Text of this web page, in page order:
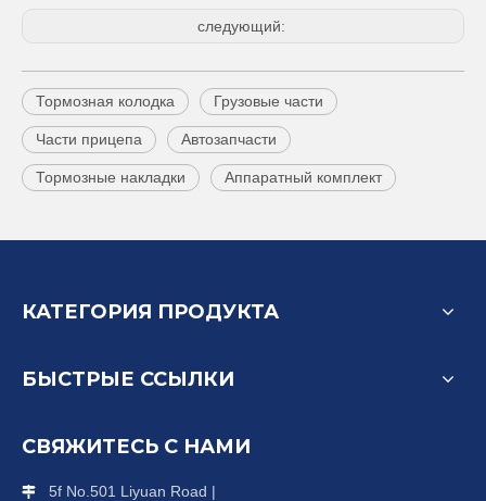
следующий:
Тормозная колодка Грузовые части
Части прицепа Автозапчасти
Тормозные накладки Аппаратный комплект
КАТЕГОРИЯ ПРОДУКТА
БЫСТРЫЕ ССЫЛКИ
СВЯЖИТЕСЬ С НАМИ
 5f No.501 Liyuan Road |